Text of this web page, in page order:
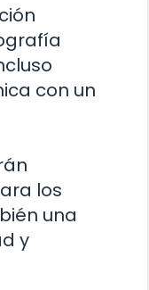
con un
los
una
y